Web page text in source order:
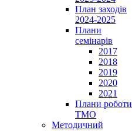
План заходів
2024-2025
Плани
семінарів
2017
2018
2019
2020
2021
Плани роботи
ТМО
Методичний